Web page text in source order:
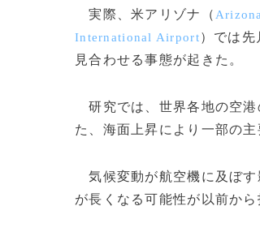
実際、米アリゾナ（ Arizona
International Airport）では
見合わせる事態が起きた。
研究では、世界各地の空港
た、海面上昇により一部の
気候変動が航空機に及ぼす
が長くなる可能性が以前か